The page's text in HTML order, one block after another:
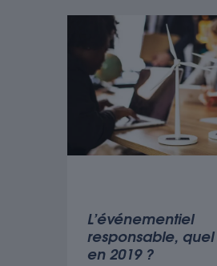
L’événementiel
responsable,
en 2019 ?